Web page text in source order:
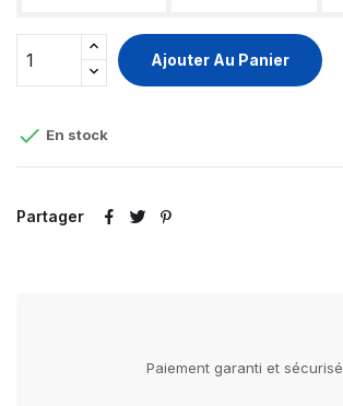
Ajouter Au Panier
 En stock
Partager
Paiement garanti et sécurisé